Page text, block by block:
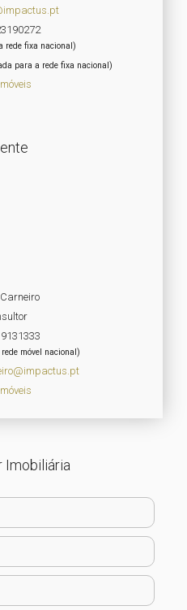
rede fixa nacional)
para a rede fixa nacional)
móvel nacional)
Imobiliária